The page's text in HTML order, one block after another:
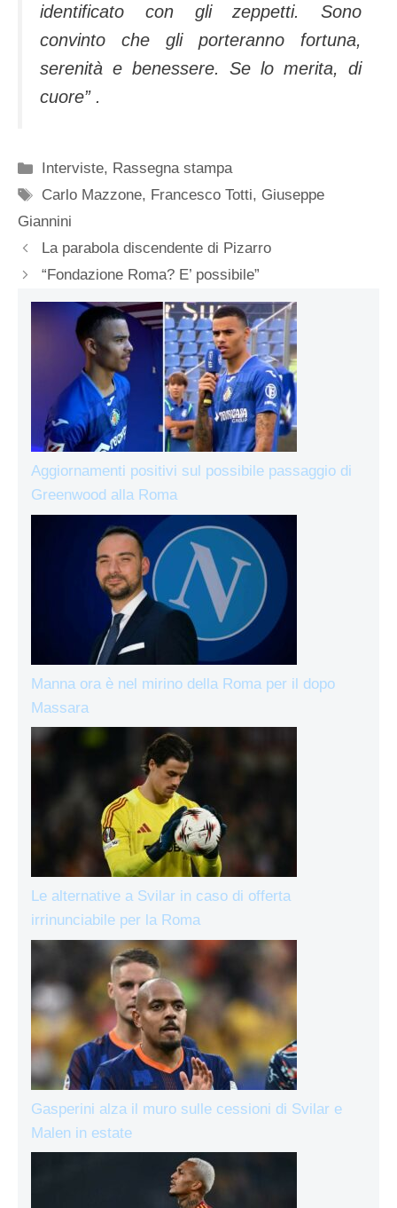
identificato con gli zeppetti. Sono
convinto che gli porteranno fortuna,
serenità e benessere. Se lo merita, di
cuore” .
Categorie
Interviste, Rassegna stampa
Tag
Carlo Mazzone, Francesco Totti, Giuseppe
Giannini
La parabola discendente di Pizarro
“Fondazione Roma? E’ possibile”
Aggiornamenti positivi sul possibile passaggio di
Greenwood alla Roma
Manna ora è nel mirino della Roma per il dopo
Massara
Le alternative a Svilar in caso di offerta
irrinunciabile per la Roma
Gasperini alza il muro sulle cessioni di Svilar e
Malen in estate